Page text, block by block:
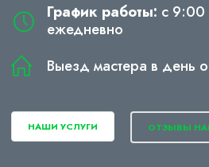
График работы: с
ежедневно
Выезд мастера в день
НАШИ УСЛУГИ ОТЗЫВЫ